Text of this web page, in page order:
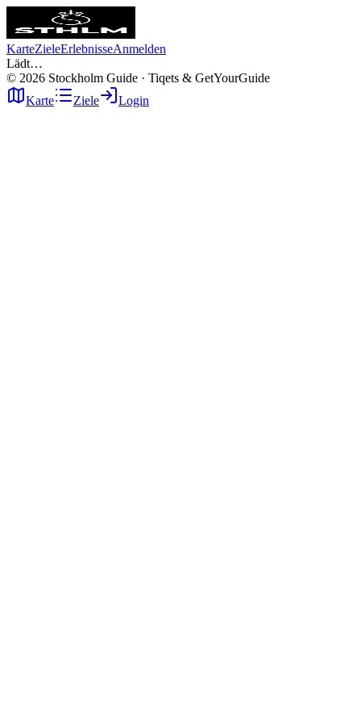
KarteZieleErlebnisseAnmelden
Lädt…
© 2026 Stockholm Guide · Tiqets & GetYourGuide
Karte
Ziele Login